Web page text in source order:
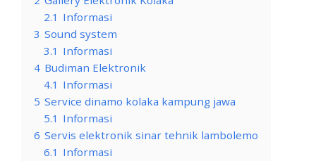
2.1 Informasi
3 Sound system
3.1 Informasi
4 Budiman Elektronik
4.1 Informasi
5 Service dinamo kolaka kampung jawa
5.1 Informasi
6 Servis elektronik sinar tehnik lambolemo
6.1 Informasi